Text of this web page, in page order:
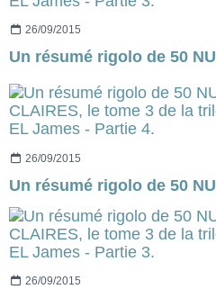
26/09/2015
26/09/2015
26/09/2015